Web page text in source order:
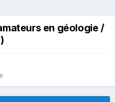
en géologie /